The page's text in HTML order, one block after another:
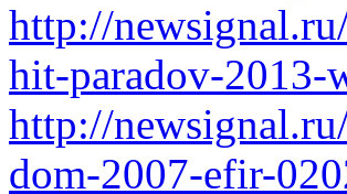
http://
hit-paradov-2013-
http://
dom-2007-efir-